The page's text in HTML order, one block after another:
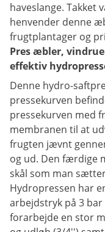
haveslange. Takket
henvender denne
frugtplantager og
Pres æbler,
effektiv
Denne hydro-
pressekurven
pressekurven med
membranen til at
frugten jævnt
og ud. Den færdige
skål som man
Hydropressen har
arbejdstryk på 3
forarbejde en stor